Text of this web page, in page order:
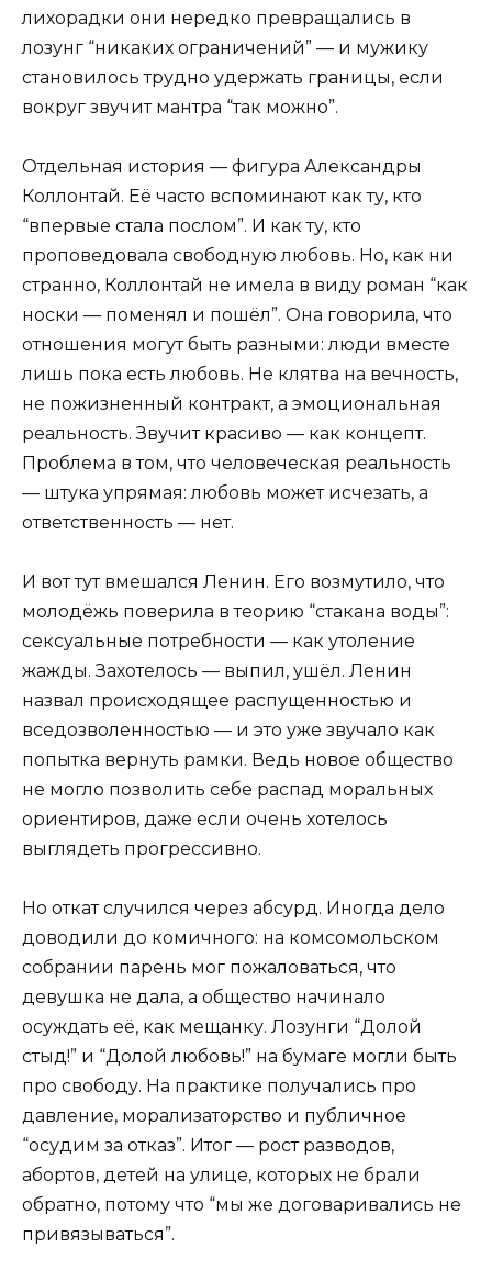
лихорадки они нередко превращались в
лозунг “никаких ограничений” — и мужику
становилось трудно удержать границы, если
вокруг звучит мантра “так можно”.
Отдельная история — фигура Александры
Коллонтай. Её часто вспоминают как ту, кто
“впервые стала послом”. И как ту, кто
проповедовала свободную любовь. Но, как ни
странно, Коллонтай не имела в виду роман “как
носки — поменял и пошёл”. Она говорила, что
отношения могут быть разными: люди вместе
лишь пока есть любовь. Не клятва на вечность,
не пожизненный контракт, а эмоциональная
реальность. Звучит красиво — как концепт.
Проблема в том, что человеческая реальность
— штука упрямая: любовь может исчезать, а
ответственность — нет.
И вот тут вмешался Ленин. Его возмутило, что
молодёжь поверила в теорию “стакана воды”:
сексуальные потребности — как утоление
жажды. Захотелось — выпил, ушёл. Ленин
назвал происходящее распущенностью и
вседозволенностью — и это уже звучало как
попытка вернуть рамки. Ведь новое общество
не могло позволить себе распад моральных
ориентиров, даже если очень хотелось
выглядеть прогрессивно.
Но откат случился через абсурд. Иногда дело
доводили до комичного: на комсомольском
собрании парень мог пожаловаться, что
девушка не дала, а общество начинало
осуждать её, как мещанку. Лозунги “Долой
стыд!” и “Долой любовь!” на бумаге могли быть
про свободу. На практике получались про
давление, морализаторство и публичное
“осудим за отказ”. Итог — рост разводов,
абортов, детей на улице, которых не брали
обратно, потому что “мы же договаривались не
привязываться”.